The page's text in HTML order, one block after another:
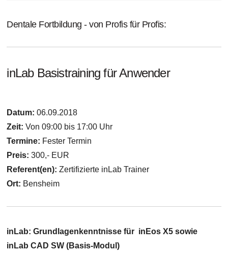
Dentale Fortbildung - von Profis für Profis:
inLab Basistraining für Anwender
Datum:06.09.2018
Zeit: Von 09:00 bis 17:00 Uhr
Termine: Fester Termin
Preis: 300,- EUR
Referent(en):Zertifizierte inLab Trainer
Ort: Bensheim
inLab: Grundlagenkenntnisse für inEos X5 sowie
inLab CAD SW (Basis-Modul)